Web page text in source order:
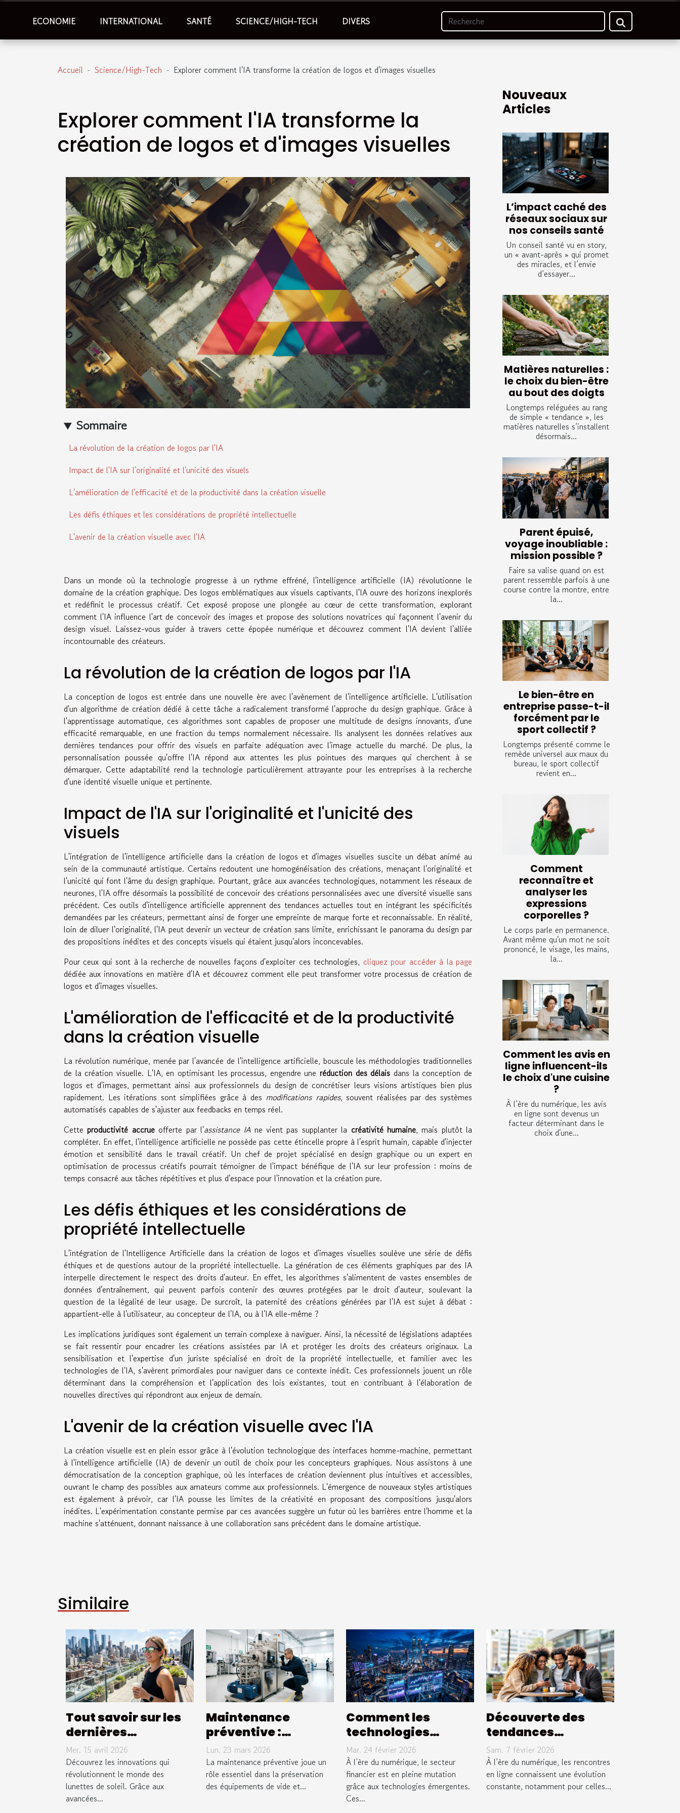
ECONOMIE INTERNATIONAL SANTÉ SCIENCE/HIGH-TECH DIVERS
Accueil Science/High-Tech Explorer comment l'IA transforme la création de logos et d'images visuelles
Explorer comment l'IA transforme la
création de logos et d'images visuelles
Sommaire
La révolution de la création de logos par l'IA
Impact de l'IA sur l'originalité et l'unicité des visuels
L'amélioration de l'efficacité et de la productivité dans la création visuelle
Les défis éthiques et les considérations de propriété intellectuelle
L'avenir de la création visuelle avec l'IA
Dans un monde où la technologie progresse à un rythme effréné, l'intelligence artificielle (IA) révolutionne le
domaine de la création graphique. Des logos emblématiques aux visuels captivants, l'IA ouvre des horizons inexplorés
et redéfinit le processus créatif. Cet exposé propose une plongée au cœur de cette transformation, explorant
comment l'IA influence l'art de concevoir des images et propose des solutions novatrices qui façonnent l'avenir du
design visuel. Laissez-vous guider à travers cette épopée numérique et découvrez comment l'IA devient l'alliée
incontournable des créateurs.
La révolution de la création de logos par l'IA
La conception de logos est entrée dans une nouvelle ère avec l'avènement de l'intelligence artificielle. L'utilisation
d'un algorithme de création dédié à cette tâche a radicalement transformé l'approche du design graphique. Grâce à
l'apprentissage automatique, ces algorithmes sont capables de proposer une multitude de designs innovants, d'une
efficacité remarquable, en une fraction du temps normalement nécessaire. Ils analysent les données relatives aux
dernières tendances pour offrir des visuels en parfaite adéquation avec l'image actuelle du marché. De plus, la
personnalisation poussée qu'offre l'IA répond aux attentes les plus pointues des marques qui cherchent à se
démarquer. Cette adaptabilité rend la technologie particulièrement attrayante pour les entreprises à la recherche
d'une identité visuelle unique et pertinente.
Impact de l'IA sur l'originalité et l'unicité des
visuels
L'intégration de l'intelligence artificielle dans la création de logos et d'images visuelles suscite un débat animé au
sein de la communauté artistique. Certains redoutent une homogénéisation des créations, menaçant l'originalité et
l'unicité qui font l'âme du design graphique. Pourtant, grâce aux avancées technologiques, notamment les réseaux de
neurones, l'IA offre désormais la possibilité de concevoir des créations personnalisées avec une diversité visuelle sans
précédent. Ces outils d'intelligence artificielle apprennent des tendances actuelles tout en intégrant les spécificités
demandées par les créateurs, permettant ainsi de forger une empreinte de marque forte et reconnaissable. En réalité,
loin de diluer l'originalité, l'IA peut devenir un vecteur de création sans limite, enrichissant le panorama du design par
des propositions inédites et des concepts visuels qui étaient jusqu'alors inconcevables.
Pour ceux qui sont à la recherche de nouvelles façons d'exploiter ces technologies, cliquez pour accéder à la page
dédiée aux innovations en matière d'IA et découvrez comment elle peut transformer votre processus de création de
logos et d'images visuelles.
L'amélioration de l'efficacité et de la productivité
dans la création visuelle
La révolution numérique, menée par l'avancée de l'intelligence artificielle, bouscule les méthodologies traditionnelles
de la création visuelle. L'IA, en optimisant les processus, engendre une réduction des délais dans la conception de
logos et d'images, permettant ainsi aux professionnels du design de concrétiser leurs visions artistiques bien plus
rapidement. Les itérations sont simplifiées grâce à des modifications rapides, souvent réalisées par des systèmes
automatisés capables de s'ajuster aux feedbacks en temps réel.
Cette productivité accrueofferte par l'assistance IAne vient pas supplanter la créativité humaine, mais plutôt la
compléter. En effet, l'intelligence artificielle ne possède pas cette étincelle propre à l'esprit humain, capable d'injecter
émotion et sensibilité dans le travail créatif. Un chef de projet spécialisé en design graphique ou un expert en
optimisation de processus créatifs pourrait témoigner de l'impact bénéfique de l'IA sur leur profession : moins de
temps consacré aux tâches répétitives et plus d'espace pour l'innovation et la création pure.
Les défis éthiques et les considérations de
propriété intellectuelle
L'intégration de l'Intelligence Artificielle dans la création de logos et d'images visuelles soulève une série de défis
éthiques et de questions autour de la propriété intellectuelle. La génération de ces éléments graphiques par des IA
interpelle directement le respect des droits d'auteur. En effet, les algorithmes s'alimentent de vastes ensembles de
données d'entraînement, qui peuvent parfois contenir des œuvres protégées par le droit d'auteur, soulevant la
question de la légalité de leur usage. De surcroît, la paternité des créations générées par l'IA est sujet à débat :
appartient-elle à l'utilisateur, au concepteur de l'IA, ou à l'IA elle-même ?
Les implications juridiques sont également un terrain complexe à naviguer. Ainsi, la nécessité de législations adaptées
se fait ressentir pour encadrer les créations assistées par IA et protéger les droits des créateurs originaux. La
sensibilisation et l'expertise d'un juriste spécialisé en droit de la propriété intellectuelle, et familier avec les
technologies de l'IA, s'avèrent primordiales pour naviguer dans ce contexte inédit. Ces professionnels jouent un rôle
déterminant dans la compréhension et l'application des lois existantes, tout en contribuant à l'élaboration de
nouvelles directives qui répondront aux enjeux de demain.
L'avenir de la création visuelle avec l'IA
La création visuelle est en plein essor grâce à l'évolution technologique des interfaces homme-machine, permettant
à l'intelligence artificielle (IA) de devenir un outil de choix pour les concepteurs graphiques. Nous assistons à une
démocratisation de la conception graphique, où les interfaces de création deviennent plus intuitives et accessibles,
ouvrant le champ des possibles aux amateurs comme aux professionnels. L'émergence de nouveaux styles artistiques
est également à prévoir, car l'IA pousse les limites de la créativité en proposant des compositions jusqu'alors
inédites. L'expérimentation constante permise par ces avancées suggère un futur où les barrières entre l'homme et la
machine s'atténuent, donnant naissance à une collaboration sans précédent dans le domaine artistique.
Nouveaux
Articles
L’impact caché des
réseaux sociaux sur
nos conseils santé
Un conseil santé vu en story,
un « avant-après » qui promet
des miracles, et l’envie
d’essayer...
Matières naturelles :
le choix du bien-être
au bout des doigts
Longtemps reléguées au rang
de simple « tendance », les
matières naturelles s’installent
désormais...
Parent épuisé,
voyage inoubliable :
mission possible ?
Faire sa valise quand on est
parent ressemble parfois à une
course contre la montre, entre
la...
Le bien-être en
entreprise passe-t-il
forcément par le
sport collectif ?
Longtemps présenté comme le
remède universel aux maux du
bureau, le sport collectif
revient en...
Comment
reconnaître et
analyser les
expressions
corporelles ?
Le corps parle en permanence.
Avant même qu'un mot ne soit
prononcé, le visage, les mains,
la...
Comment les avis en
ligne influencent-ils
le choix d'une cuisine
?
À l’ère du numérique, les avis
en ligne sont devenus un
facteur déterminant dans le
choix d'une...
Similaire
Tout savoir sur les
dernières
technologies en
lunettes de soleil
Mer. 15 avril 2026
Découvrez les innovations qui
révolutionnent le monde des
lunettes de soleil. Grâce aux
avancées...
Maintenance
préventive :
prolonger la durée
de vie de vos
équipements de
vide
Lun. 23 mars 2026
La maintenance préventive joue un
rôle essentiel dans la préservation
des équipements de vide et...
Comment les
technologies
émergentes
transforment-elles
le secteur financier
?
Mar. 24 février 2026
À l’ère du numérique, le secteur
financier est en pleine mutation
grâce aux technologies émergentes.
Ces...
Découverte des
tendances
actuelles dans les
rencontres en ligne
non sérieuses
Sam. 7 février 2026
À l’ère du numérique, les rencontres
en ligne connaissent une évolution
constante, notamment pour celles...